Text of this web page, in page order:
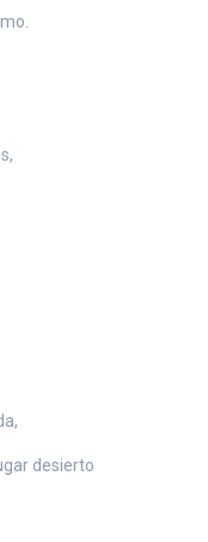
desierto